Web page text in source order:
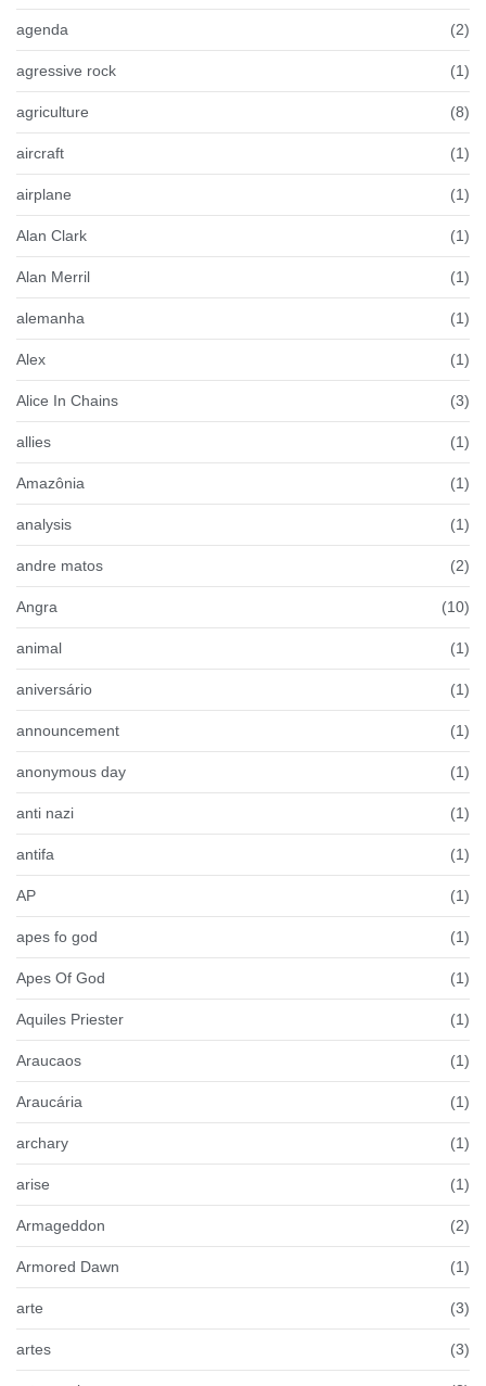
agenda (2)
agressive rock (1)
agriculture (8)
aircraft (1)
airplane (1)
Alan Clark (1)
Alan Merril (1)
alemanha (1)
Alex (1)
Alice In Chains (3)
allies (1)
Amazônia (1)
analysis (1)
andre matos (2)
Angra (10)
animal (1)
aniversário (1)
announcement (1)
anonymous day (1)
anti nazi (1)
antifa (1)
AP (1)
apes fo god (1)
Apes Of God (1)
Aquiles Priester (1)
Araucaos (1)
Araucária (1)
archary (1)
arise (1)
Armageddon (2)
Armored Dawn (1)
arte (3)
artes (3)